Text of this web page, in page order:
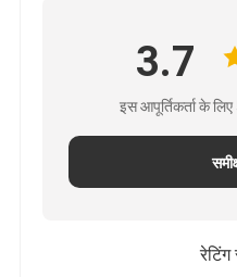
3.7
इस आपूर्तिकर्ता के